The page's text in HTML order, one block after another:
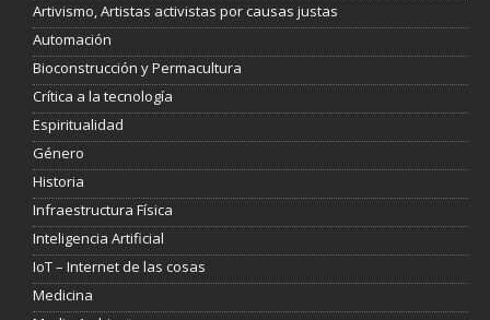
Artivismo, Artistas activistas por causas justas
Automación
Bioconstrucción y Permacultura
Crítica a la tecnología
Espiritualidad
Género
Historia
Infraestructura Física
Inteligencia Artificial
IoT – Internet de las cosas
Medicina